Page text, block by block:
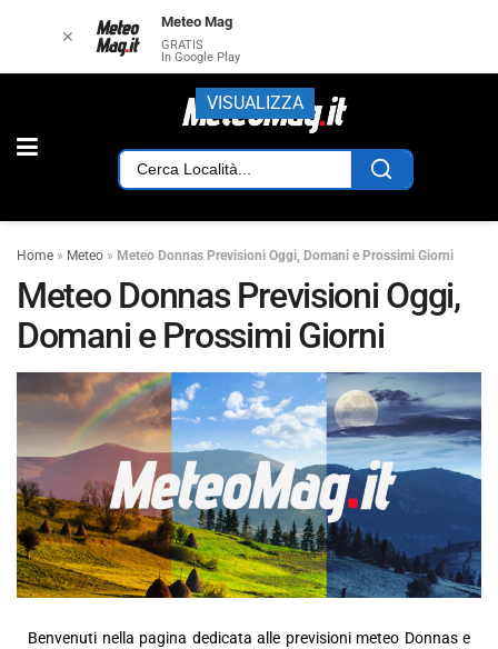
Home » Meteo » Meteo Donnas Previsioni Oggi, Domani e Prossimi Giorni
Meteo Donnas Previsioni Oggi,
Domani e Prossimi Giorni
Benvenuti nella pagina dedicata alle previsioni meteo Donnas e
✕
Meteo Mag
GRATIS
In Google Play
VISUALIZZA